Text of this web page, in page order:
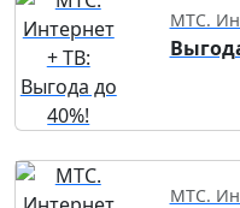
МТС.
МТС.